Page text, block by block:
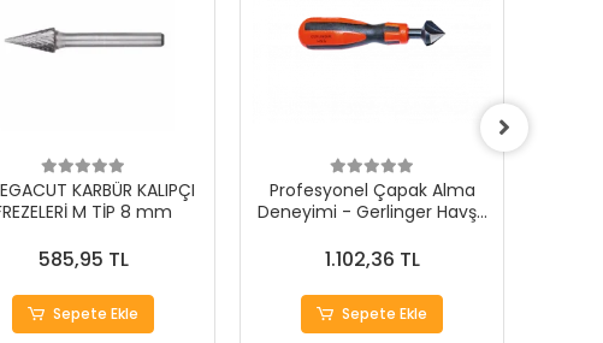
KARBÜR KALIPÇI
M TİP 8 mm
585,95 TL
Sepete Ekle
Profesyonel Çapak Alma
Deneyimi - Gerlinger Havşa
1.102,36 TL
Sepete Ekle